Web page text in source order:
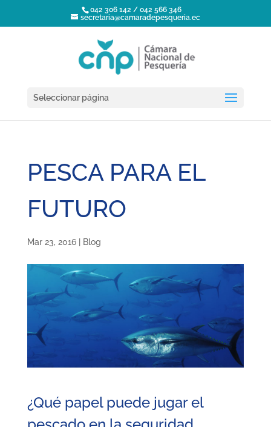
042 306 142 / 042 566 346
secretaria@camaradepesqueria.ec
Seleccionar página
PESCA PARA EL
FUTURO
Mar 23, 2016| Blog
¿Qué papel puede jugar el